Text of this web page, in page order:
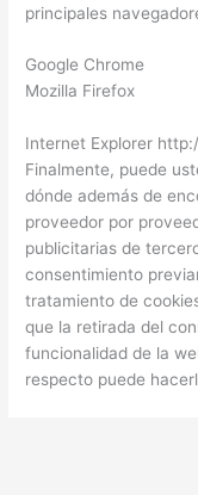
principales
Google Chrome
Mozilla Firefox
Internet Explorer
Finalmente, puede
dónde además de
proveedor por
publicitarias de
consentimiento
tratamiento de
que la retirada del
funcionalidad de la
respecto puede